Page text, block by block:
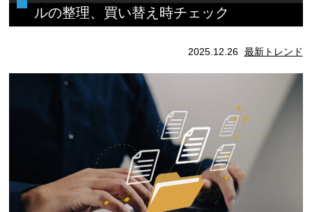
ルの整理、買い替え時チェック
2025.12.26 最新トレンド